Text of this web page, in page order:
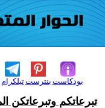
تيلكرامبنترست بودكاست
تبرعاتكم وتبرعاتكن